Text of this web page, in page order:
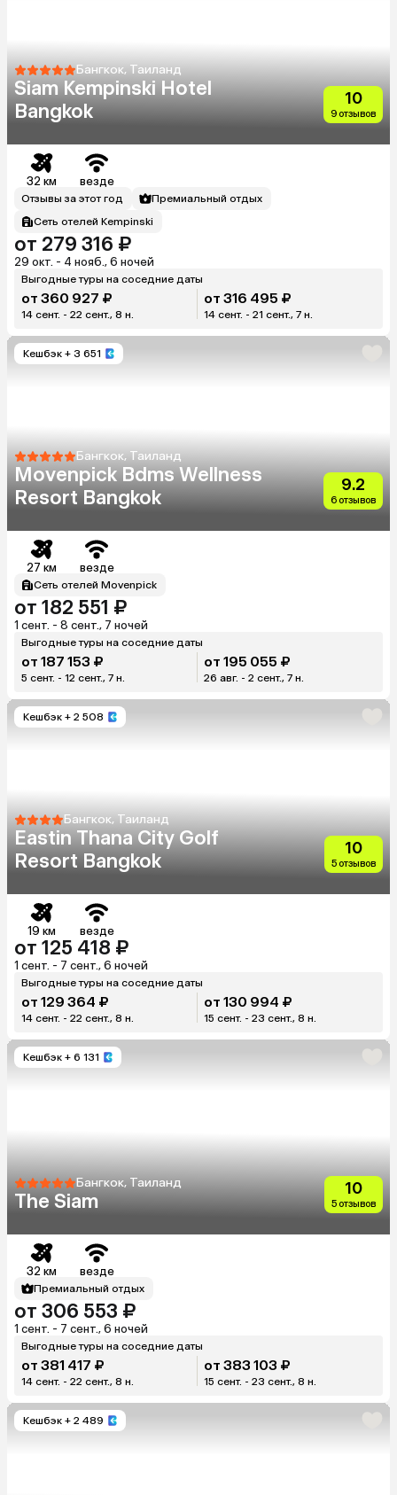
Бангкок, Таиланд
Siam Kempinski Hotel
Bangkok
10
9 отзывов
32 км везде
Отзывы за этот год
Премиальный отдых
Сеть отелей Kempinski
от 279 316 ₽
29 окт. - 4 нояб., 6 ночей
Выгодные туры на соседние даты
от 360 927 ₽
14 сент. - 22 сент., 8 н.
от 316 495 ₽
14 сент. - 21 сент., 7 н.
Кешбэк + 3 651
Бангкок, Таиланд
Movenpick Bdms Wellness
Resort Bangkok
9.2
6 отзывов
27 км везде
Сеть отелей Movenpick
от 182 551 ₽
1 сент. - 8 сент., 7 ночей
Выгодные туры на соседние даты
от 187 153 ₽
5 сент. - 12 сент., 7 н.
от 195 055 ₽
26 авг. - 2 сент., 7 н.
Кешбэк + 2 508
Бангкок, Таиланд
Eastin Thana City Golf
Resort Bangkok
10
5 отзывов
19 км везде
от 125 418 ₽
1 сент. - 7 сент., 6 ночей
Выгодные туры на соседние даты
от 129 364 ₽
14 сент. - 22 сент., 8 н.
от 130 994 ₽
15 сент. - 23 сент., 8 н.
Кешбэк + 6 131
Бангкок, Таиланд
The Siam
10
5 отзывов
32 км везде
Премиальный отдых
от 306 553 ₽
1 сент. - 7 сент., 6 ночей
Выгодные туры на соседние даты
от 381 417 ₽
14 сент. - 22 сент., 8 н.
от 383 103 ₽
15 сент. - 23 сент., 8 н.
Кешбэк + 2 489